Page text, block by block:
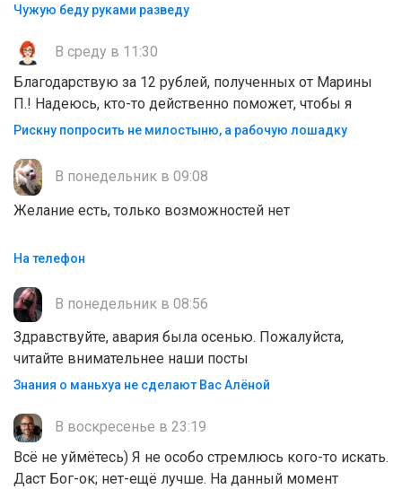
Чужую беду руками разведу
В среду в 11:30
Благодарствую за 12 рублей, полученных от Марины
П.! Надеюсь, кто-то действенно поможет, чтобы я
Рискну попросить не милостыню, а рабочую лошадку
В понедельник в 09:08
Желание есть, только возможностей нет
На телефон
В понедельник в 08:56
Здравствуйте, авария была осенью. Пожалуйста,
читайте внимательнее наши посты
Знания о маньхуа не сделают Вас Алëной
В воскресенье в 23:19
Всё не уймётесь) Я не особо стремлюсь кого-то искать.
Даст Бог-ок; нет-ещё лучше. На данный момент